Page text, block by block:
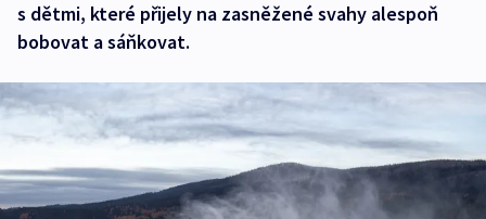
s dětmi, které přijely na zasněžené svahy alespoň
bobovat a sáňkovat.